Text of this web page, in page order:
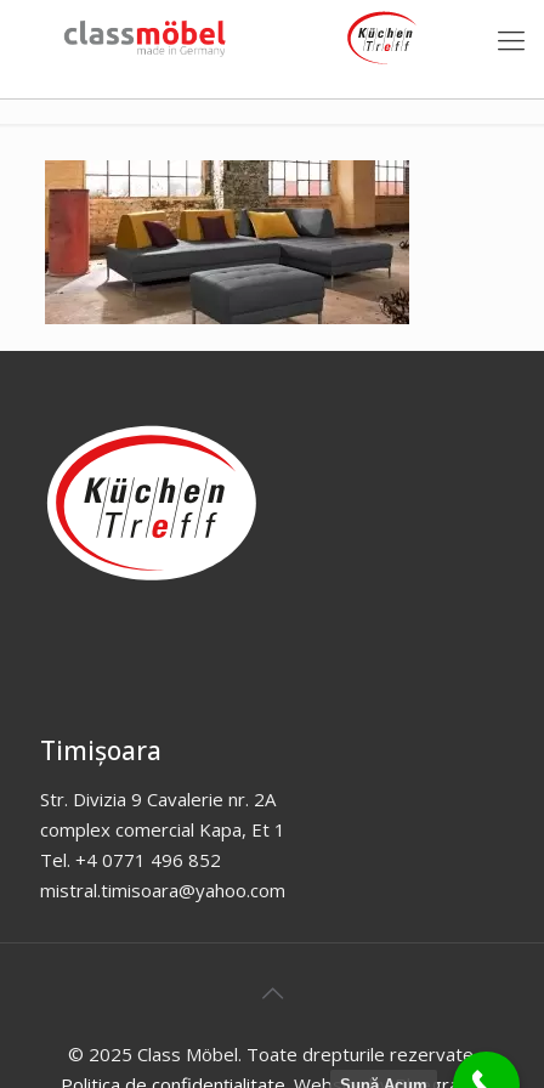
Timișoara
Str. Divizia 9 Cavalerie nr. 2A
complex comercial Kapa, Et 1
Tel. +4 0771 496 852
mistral.timisoara@yahoo.com
© 2025 Class Möbel. Toate drepturile rezervate.